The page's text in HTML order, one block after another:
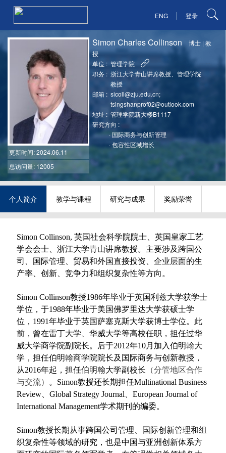
ENG | 登录
更新时间: 2024.06.11
总访问量: 12005
Simon Charles Collinson 博士 |教
授
单位 : 管理学院
职务 : 浙江大学青山讲席教授、管理学院
教授
邮箱 : sicoll@zju.edu.cn;
tsingshanprof02@outlook.com
地址 : 管理学院新大楼B1117
研究方向 :
· 国际商务与创新管理
·包容性区域增长
个人简介 教学与课程 研究与成果 奖励荣誉
Simon Collinson, 英国社会科学院院士、英国皇家工艺
学会会士、浙江大学青山讲席教授。主要涉及跨国公
司、国际管理、贸易和外国直接投资、企业层面的生
产率、创新、竞争力和组织复杂性等方向。
Simon Collinson教授1986年毕业于英国利兹大学获学士
学位，于1988年毕业于美国佛罗里达大学获硕士学
位，1991年毕业于英国萨塞克斯大学获博士学位。此
前，曾在雷丁大学、华威大学等高校任职，担任过华
威大学商学院副院长。后于2012年10月加入伯明翰大
学，担任伯明翰商学院院长及国际商务与创新教授，
从2016年起，担任伯明翰大学副校长 （分管地区合作
与交流）
。Simon教授还长期担任Multinational Business
Review、 Global Strategy Journal
European Journal of
International Management学术期刊的编委。
Simon教授长期从事跨国公司管理、国际创新管理和组
织复杂性等领域的研究，也是中国与亚洲创新体系方